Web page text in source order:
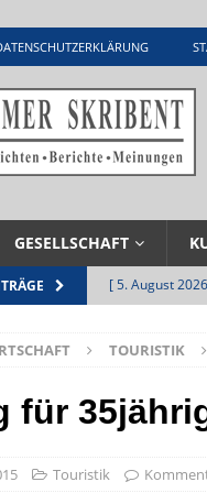
GESELLSCHAFT
[ 5. August
[ 5. August 2026
Zementwerk
[ 4. August
TOURISTIK
für
Touristik